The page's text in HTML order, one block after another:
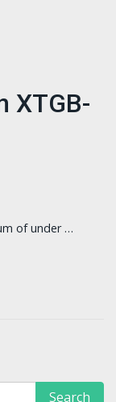
XTGB-
of under …